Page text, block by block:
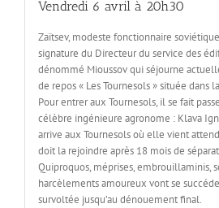
Vendredi 6 avril à 20h30
Zaïtsev, modeste fonctionnaire
signature du Directeur du service des
dénommé Mioussov qui séjourne
de repos « Les Tournesols » située dans
Pour entrer aux Tournesols, il se fait
célèbre ingénieure agronome : Klava
arrive aux Tournesols où elle vient
doit la rejoindre après 18 mois de
Quiproquos, méprises, embrouillaminis,
harcèlements amoureux vont se
survoltée jusqu’au dénouement final.